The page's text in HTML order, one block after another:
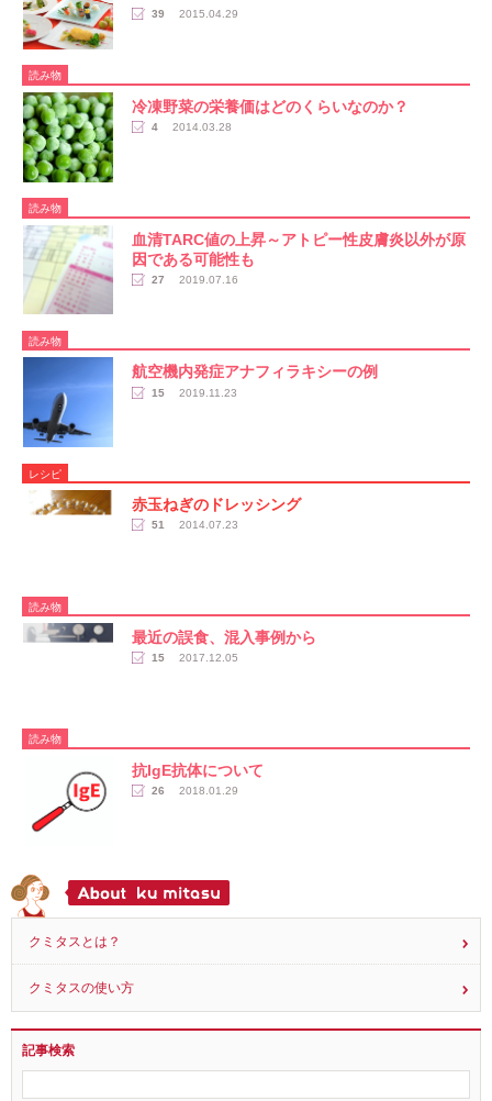
39 2015.04.29
読み物
冷凍野菜の栄養価はどのくらいなのか？
4 2014.03.28
読み物
血清TARC値の上昇～アトピー性皮膚炎以外が原
因である可能性も
27 2019.07.16
読み物
航空機内発症アナフィラキシーの例
15 2019.11.23
レシピ
赤玉ねぎのドレッシング
51 2014.07.23
読み物
最近の誤食、混入事例から
15 2017.12.05
読み物
抗IgE抗体について
26 2018.01.29
クミタスとは？
クミタスの使い方
記事検索